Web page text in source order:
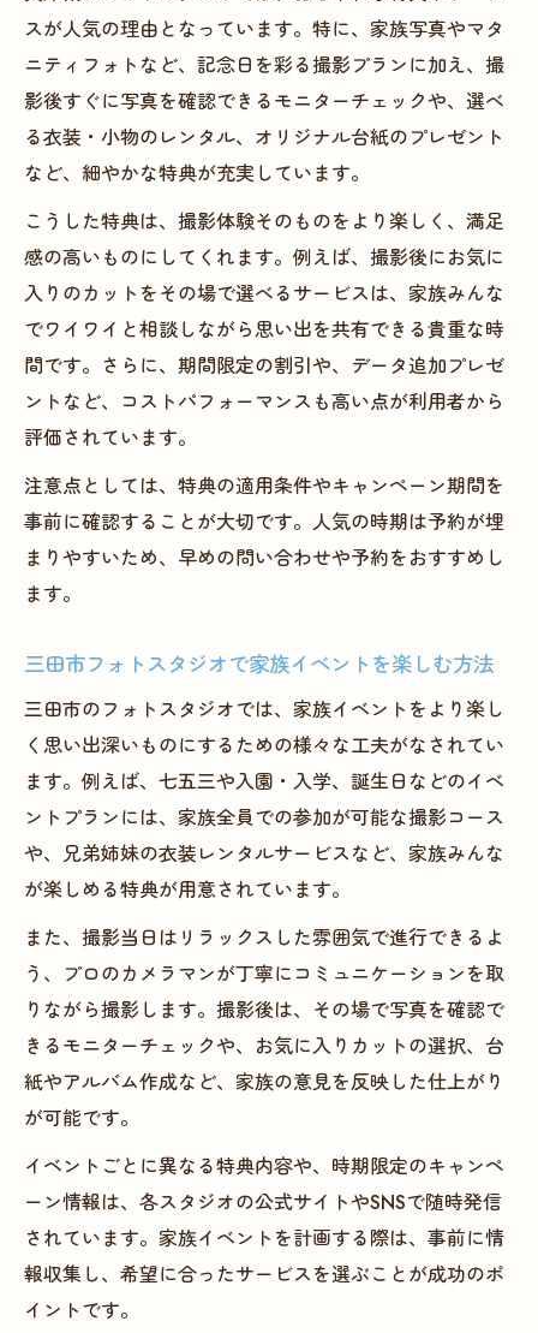
スが人気の理由となっています。特に、家族写真やマタ
ニティフォトなど、記念日を彩る撮影プランに加え、撮
影後すぐに写真を確認できるモニターチェックや、選べ
る衣装・小物のレンタル、オリジナル台紙のプレゼント
など、細やかな特典が充実しています。
こうした特典は、撮影体験そのものをより楽しく、満足
感の高いものにしてくれます。例えば、撮影後にお気に
入りのカットをその場で選べるサービスは、家族みんな
でワイワイと相談しながら思い出を共有できる貴重な時
間です。さらに、期間限定の割引や、データ追加プレゼ
ントなど、コストパフォーマンスも高い点が利用者から
評価されています。
注意点としては、特典の適用条件やキャンペーン期間を
事前に確認することが大切です。人気の時期は予約が埋
まりやすいため、早めの問い合わせや予約をおすすめし
ます。
三田市フォトスタジオで家族イベントを楽しむ方法
三田市のフォトスタジオでは、家族イベントをより楽し
く思い出深いものにするための様々な工夫がなされてい
ます。例えば、七五三や入園・入学、誕生日などのイベ
ントプランには、家族全員での参加が可能な撮影コース
や、兄弟姉妹の衣装レンタルサービスなど、家族みんな
が楽しめる特典が用意されています。
また、撮影当日はリラックスした雰囲気で進行できるよ
う、プロのカメラマンが丁寧にコミュニケーションを取
りながら撮影します。撮影後は、その場で写真を確認で
きるモニターチェックや、お気に入りカットの選択、台
紙やアルバム作成など、家族の意見を反映した仕上がり
が可能です。
イベントごとに異なる特典内容や、時期限定のキャンペ
ーン情報は、各スタジオの公式サイトやSNSで随時発信
されています。家族イベントを計画する際は、事前に情
報収集し、希望に合ったサービスを選ぶことが成功のポ
イントです。